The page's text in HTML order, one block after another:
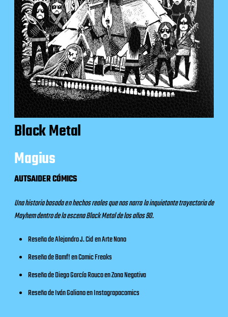
Black Metal
Magius
AUTSAIDER CÓMICS
Una historia basada en hechos reales que nos narra la inquietante trayectoria de
Mayhem dentro de la escena Black Metal de los años 90.
Reseña de Alejandro J. CidenArte Nono
Reseña de Bamf! enComic Freaks
Reseña de Diego García Rouco enZona Negativa
Reseña de Iván Galiano enInstagrapacomics